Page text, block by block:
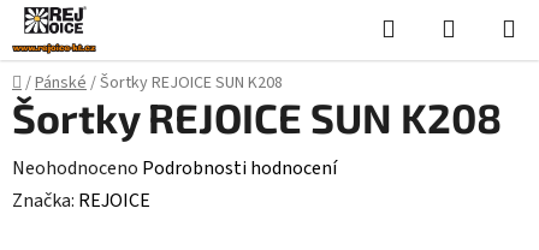
Přejít
na
obsah
Hledat
KOŠÍK
Domů
/Pánské/Šortky REJOICE SUN K208
Šortky REJOICE SUN K208
Průměrné
hodnocení
Neohodnoceno Podrobnosti hodnocení
Značka: REJOICE